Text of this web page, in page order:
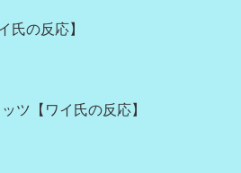
氏の反応】
ツ【ワイ氏の反応】